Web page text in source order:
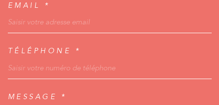
EMAIL *
TÉLÉPHONE *
MESSAGE *